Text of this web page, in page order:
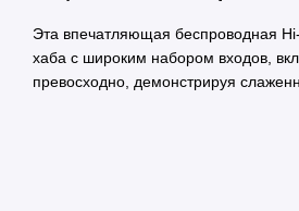
Эта впечатляющая беспроводная
хаба с широким набором входов,
превосходно, демонстрируя